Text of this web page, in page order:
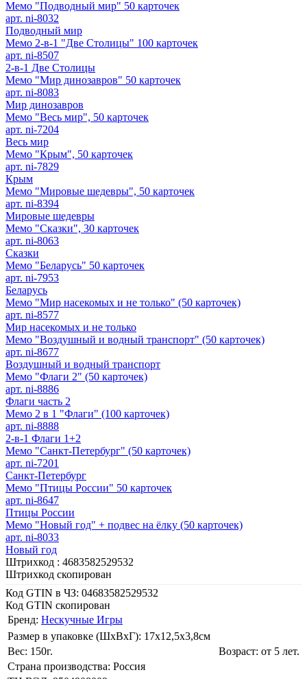
Мемо "Подводный мир" 50 карточек
арт. ni-8032
Подводный мир
Мемо 2-в-1 "Две Столицы" 100 карточек
арт. ni-8507
2-в-1 Две Столицы
Мемо "Мир динозавров" 50 карточек
арт. ni-8083
Мир динозавров
Мемо "Весь мир", 50 карточек
арт. ni-7204
Весь мир
Мемо "Крым", 50 карточек
арт. ni-7829
Крым
Мемо "Мировые шедевры", 50 карточек
арт. ni-8394
Мировые шедевры
Мемо "Сказки", 30 карточек
арт. ni-8063
Сказки
Мемо "Беларусь" 50 карточек
арт. ni-7953
Беларусь
Мемо "Мир насекомых и не только" (50 карточек)
арт. ni-8577
Мир насекомых и не только
Мемо "Воздушный и водный транспорт" (50 карточек)
арт. ni-8677
Воздушный и водный транспорт
Мемо "Флаги 2" (50 карточек)
арт. ni-8886
Флаги часть 2
Мемо 2 в 1 "Флаги" (100 карточек)
арт. ni-8888
2-в-1 Флаги 1+2
Мемо "Санкт-Петербург" (50 карточек)
арт. ni-7201
Санкт-Петербург
Мемо "Птицы России" 50 карточек
арт. ni-8647
Птицы России
Мемо "Новый год" + подвес на ёлку (50 карточек)
арт. ni-8033
Новый год
Штрихкод : 4683582529532
Штрихкод скопирован
Код GTIN в ЧЗ: 04683582529532
Код GTIN скопирован
Бренд: Нескучные Игры
Размер в упаковке (ШхВxГ): 17х12,5х3,8cм
Вес: 150г.
Возраст: от 5 лет.
Страна производства: Россия